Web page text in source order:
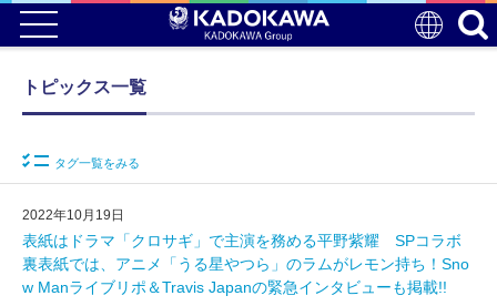
トピックス一覧
タグ一覧をみる
2022年10月19日
表紙はドラマ「クロサギ」で主演を務める平野紫耀 SPコラボ
裏表紙では、アニメ「うる星やつら」のラムがレモン持ち！Sno
w Manライブリポ＆Travis Japanの緊急インタビューも掲載!!